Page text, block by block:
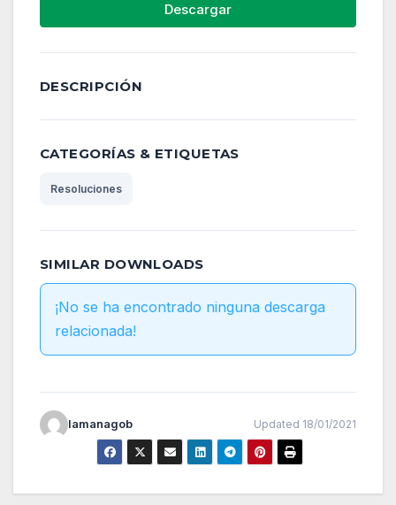
Descargar
DESCRIPCIÓN
CATEGORÍAS & ETIQUETAS
Resoluciones
SIMILAR DOWNLOADS
¡No se ha encontrado ninguna descarga
relacionada!
lamanagob Updated 18/01/2021